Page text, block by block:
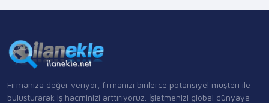
Firmanıza değer veriyor, firmanızı binlerce potansiyel müşteri ile
buluşturarak iş hacminizi arttırıyoruz. İşletmenizi global dünyaya